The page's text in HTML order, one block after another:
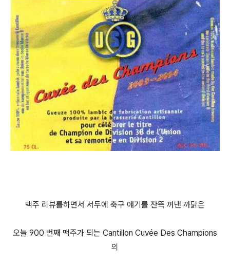
맥주 리뷰를하면서 서두에 축구 얘기를 잔뜩 꺼낸 까닭은
오늘 900 번째 맥주가 되는 Cantillon Cuvée Des Champions
의